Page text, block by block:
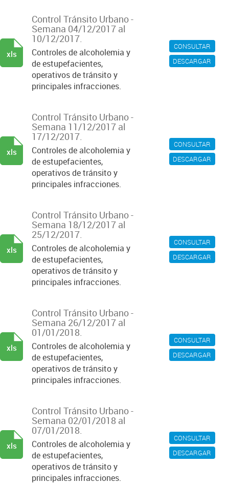
CONSULTAR
DESCARGAR
Control Tránsito Urbano -
Semana 04/12/2017 al
10/12/2017.
Controles de alcoholemia y
de estupefacientes,
operativos de tránsito y
principales infracciones.
xls
CONSULTAR
DESCARGAR
Control Tránsito Urbano -
Semana 11/12/2017 al
17/12/2017.
Controles de alcoholemia y
de estupefacientes,
operativos de tránsito y
principales infracciones.
xls
CONSULTAR
DESCARGAR
Control Tránsito Urbano -
Semana 18/12/2017 al
25/12/2017.
Controles de alcoholemia y
de estupefacientes,
operativos de tránsito y
principales infracciones.
xls
CONSULTAR
DESCARGAR
Control Tránsito Urbano -
Semana 26/12/2017 al
01/01/2018.
Controles de alcoholemia y
de estupefacientes,
operativos de tránsito y
principales infracciones.
xls
CONSULTAR
DESCARGAR
Control Tránsito Urbano -
Semana 02/01/2018 al
07/01/2018.
Controles de alcoholemia y
de estupefacientes,
operativos de tránsito y
principales infracciones.
xls